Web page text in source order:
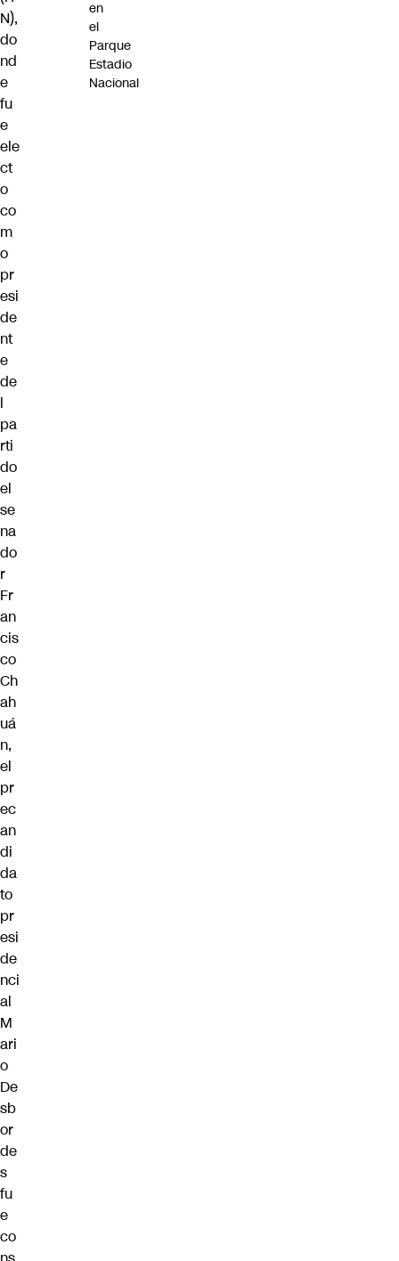
N),
do
nd
e
fu
e
ele
ct
o
co
m
o
pr
esi
de
nt
e
de
l
pa
rti
do
el
se
na
do
r
Fr
an
cis
co
Ch
ah
uá
n,
el
pr
ec
an
di
da
to
pr
esi
de
nci
al
M
ari
o
De
sb
or
de
s
fu
e
co
en
el
Parque
Estadio
Nacional